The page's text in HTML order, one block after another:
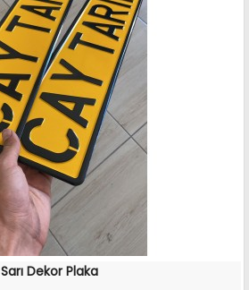
Sarı Dekor Plaka